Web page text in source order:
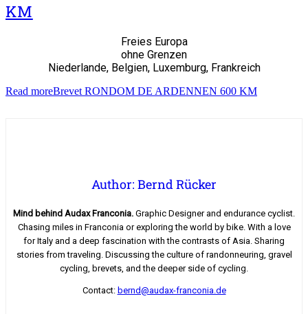
KM
Freies Europa
ohne Grenzen
Niederlande, Belgien, Luxemburg, Frankreich
Read moreBrevet RONDOM DE ARDENNEN 600 KM
Author: Bernd Rücker
Mind behind Audax Franconia. Graphic Designer and endurance cyclist.
Chasing miles in Franconia or exploring the world by bike. With a love
for Italy and a deep fascination with the contrasts of Asia. Sharing
stories from traveling. Discussing the culture of randonneuring, gravel
cycling, brevets, and the deeper side of cycling.
Contact: bernd@audax-franconia.de